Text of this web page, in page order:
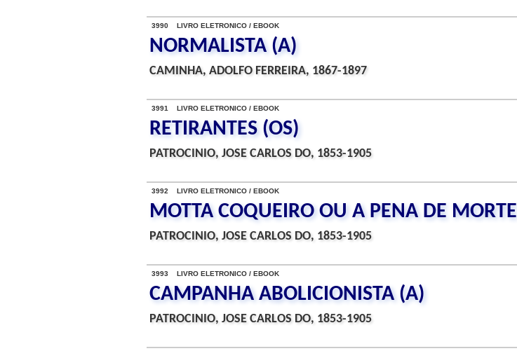
3990 LIVRO ELETRONICO / EBOOK
NORMALISTA (A)
CAMINHA, ADOLFO FERREIRA, 1867-1897
3991 LIVRO ELETRONICO / EBOOK
RETIRANTES (OS)
PATROCINIO, JOSE CARLOS DO, 1853-1905
3992 LIVRO ELETRONICO / EBOOK
MOTTA COQUEIRO OU A PENA DE MORTE
PATROCINIO, JOSE CARLOS DO, 1853-1905
3993 LIVRO ELETRONICO / EBOOK
CAMPANHA ABOLICIONISTA (A)
PATROCINIO, JOSE CARLOS DO, 1853-1905